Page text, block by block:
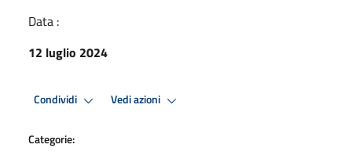
Data :
12 luglio 2024
Condividi Vedi azioni
Categorie: